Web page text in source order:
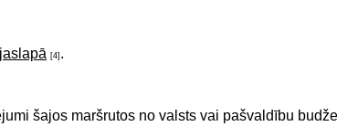
[4] .
šajos maršrutos no valsts vai pašvaldību